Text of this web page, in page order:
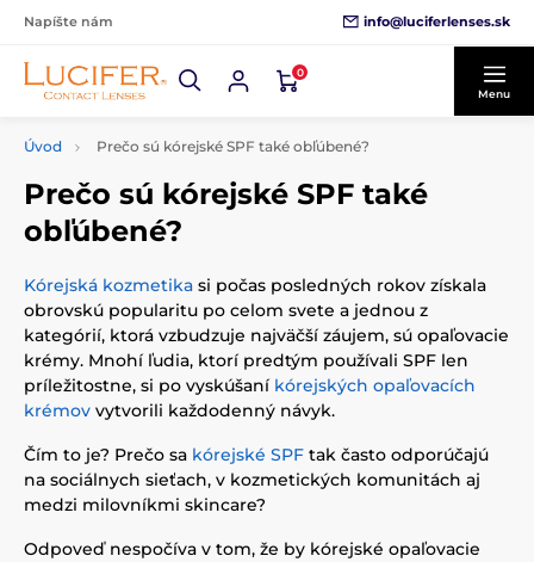
Napíšte nám info@luciferlenses.sk
0
Menu
Úvod Prečo sú kórejské SPF také obľúbené?
Prečo sú kórejské SPF také
obľúbené?
Kórejská kozmetika si počas posledných rokov získala
obrovskú popularitu po celom svete a jednou z
kategórií, ktorá vzbudzuje najväčší záujem, sú opaľovacie
krémy. Mnohí ľudia, ktorí predtým používali SPF len
príležitostne, si po vyskúšaní kórejských opaľovacích
krémov vytvorili každodenný návyk.
Čím to je? Prečo sa kórejské SPF tak často odporúčajú
na sociálnych sieťach, v kozmetických komunitách aj
medzi milovníkmi skincare?
Odpoveď nespočíva v tom, že by kórejské opaľovacie